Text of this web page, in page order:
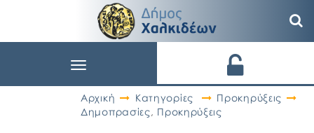
Toggle
Αρχική
Κατηγορίες
Προκηρύξεις
Δημοπρασίες, Προκηρύξεις